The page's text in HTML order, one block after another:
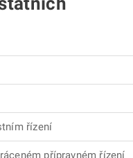
řízení
přípravném řízení